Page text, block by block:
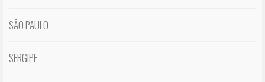
SÃO PAULO
SERGIPE